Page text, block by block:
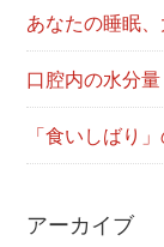
あなたの睡眠
口腔内の水分量
「食いしばり
アーカイブ